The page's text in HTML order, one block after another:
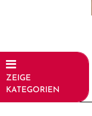
ZEIGE
KATEGORIEN